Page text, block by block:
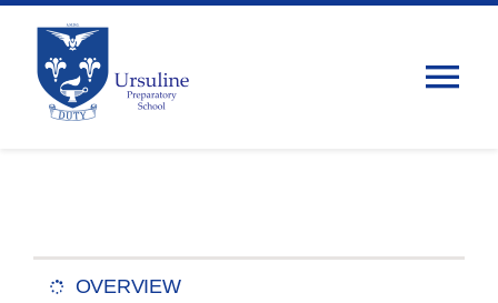
Skip
content
OVERVIEW